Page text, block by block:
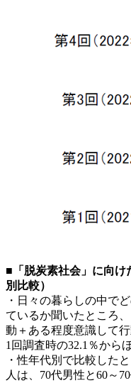
■「脱炭素社会」に向け
別比較）
・日々の暮らしの中で
ているか聞いたところ
動＋ある程度意識して
1回調査時の32.1％から
・性年代別で比較した
人は、70代男性と60～